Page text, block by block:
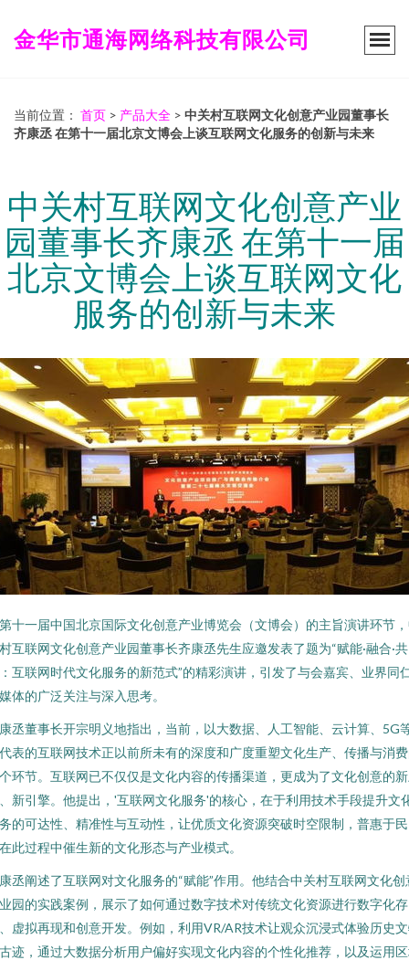
金华市通海网络科技有限公司
当前位置： 首页 > 产品大全 > 中关村互联网文化创意产业园董事长
齐康丞 在第十一届北京文博会上谈互联网文化服务的创新与未来
中关村互联网文化创意产业
园董事长齐康丞 在第十一届
北京文博会上谈互联网文化
服务的创新与未来
十一届中国北京国际文化创意产业博览会（文博会）的主旨演讲环节
互联网文化创意产业园董事长齐康丞先生应邀发表了题为“赋能·融合·共
互联网时代文化服务的新范式”的精彩演讲，引发了与会嘉宾、业界同
体的广泛关注与深入思考。
丞董事长开宗明义地指出，当前，以大数据、人工智能、云计算、5G
表的互联网技术正以前所未有的深度和广度重塑文化生产、传播与消
环节。互联网已不仅仅是文化内容的传播渠道，更成为了文化创意的
新引擎。他提出，'互联网文化服务'的核心，在于利用技术手段提升文
的可达性、精准性与互动性，让优质文化资源突破时空限制，普惠于
此过程中催生新的文化形态与产业模式。
丞阐述了互联网对文化服务的“赋能”作用。他结合中关村互联网文化创
园的实践案例，展示了如何通过数字技术对传统文化资源进行数字化存
虚拟再现和创意开发。例如，利用VR/AR技术让观众沉浸式体验历史
迹，通过大数据分析用户偏好实现文化内容的个性化推荐，以及运用